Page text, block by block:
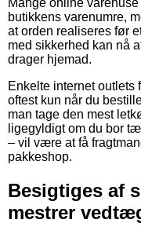
butikkens varenumre,
at orden realiseres før
med sikkerhed kan nå
drager hjemad.
Enkelte internet outlets
oftest kun når du
man tage den mest
ligegyldigt om du bor
– vil være at få
pakkeshop.
Besigtiges af
mestrer